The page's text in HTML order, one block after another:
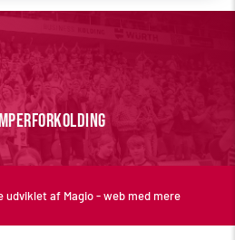
udviklet af Magio - web med mere